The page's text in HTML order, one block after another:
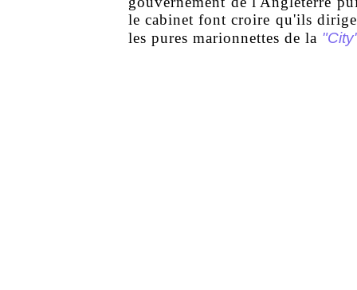
le cabinet font croire qu'ils
les pures marionnettes de la